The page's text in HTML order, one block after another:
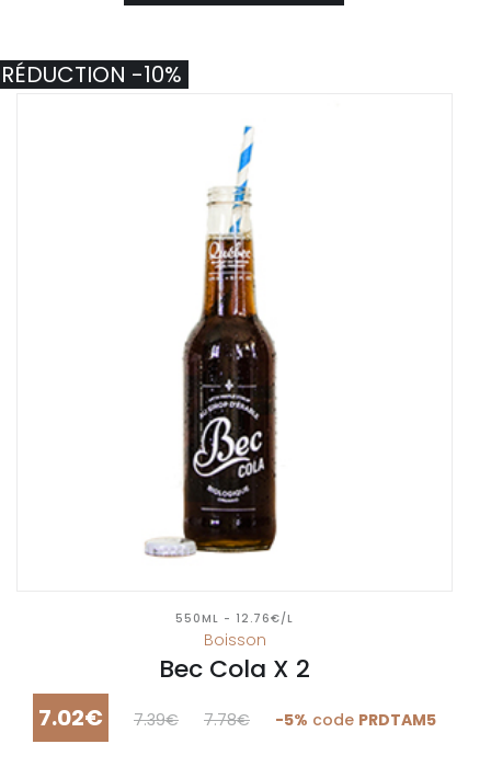
550ML - 12.76€/L
Boisson
Bec Cola X 2
7.02€ 7.39€ 7.78€ -5% code PRDTAM5
RÉDUCTION -10%